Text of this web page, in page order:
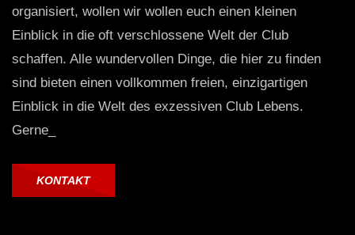
organisiert, wollen wir wollen euch einen kleinen
Einblick in die oft verschlossene Welt der Club
schaffen. Alle wundervollen Dinge, die hier zu finden
sind bieten einen vollkommen freien, einzigartigen
Einblick in die Welt des exzessiven Club Lebens.
Gerne_
KONTAKT